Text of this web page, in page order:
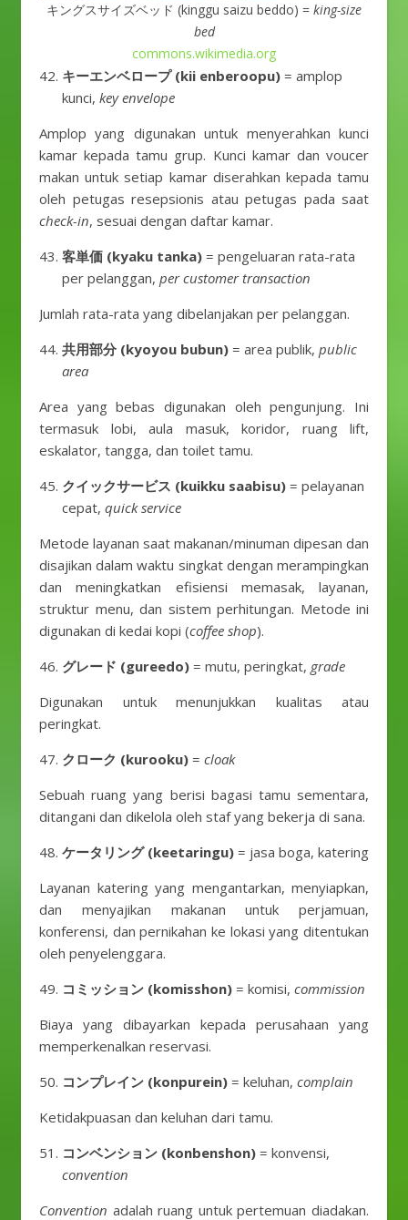
キングスサイズベッド (kinggu saizu beddo) = king-size
bed
commons.wikimedia.org
キーエンベロープ (kii enberoopu) = amplop
kunci, key envelope
Amplop yang digunakan untuk menyerahkan kunci
kamar kepada tamu grup. Kunci kamar dan voucer
makan untuk setiap kamar diserahkan kepada tamu
oleh petugas resepsionis atau petugas pada saat
check-in, sesuai dengan daftar kamar.
客単価 (kyaku tanka) = pengeluaran rata-rata
per pelanggan, per customer transaction
Jumlah rata-rata yang dibelanjakan per pelanggan.
共用部分 (kyoyou bubun) = area publik, public
area
Area yang bebas digunakan oleh pengunjung. Ini
termasuk lobi, aula masuk, koridor, ruang lift,
eskalator, tangga, dan toilet tamu.
クイックサービス (kuikku saabisu) = pelayanan
cepat, quick service
Metode layanan saat makanan/minuman dipesan dan
disajikan dalam waktu singkat dengan merampingkan
dan meningkatkan efisiensi memasak, layanan,
struktur menu, dan sistem perhitungan. Metode ini
digunakan di kedai kopi (coffee shop).
グレード (gureedo) = mutu, peringkat, grade
Digunakan untuk menunjukkan kualitas atau
peringkat.
クローク (kurooku) = cloak
Sebuah ruang yang berisi bagasi tamu sementara,
ditangani dan dikelola oleh staf yang bekerja di sana.
ケータリング (keetaringu) = jasa boga, katering
Layanan katering yang mengantarkan, menyiapkan,
dan menyajikan makanan untuk perjamuan,
konferensi, dan pernikahan ke lokasi yang ditentukan
oleh penyelenggara.
コミッション (komisshon) = komisi, commission
Biaya yang dibayarkan kepada perusahaan yang
memperkenalkan reservasi.
コンプレイン (konpurein) = keluhan, complain
Ketidakpuasan dan keluhan dari tamu.
コンベンション (konbenshon) = konvensi,
convention
Convention adalah ruang untuk pertemuan diadakan.